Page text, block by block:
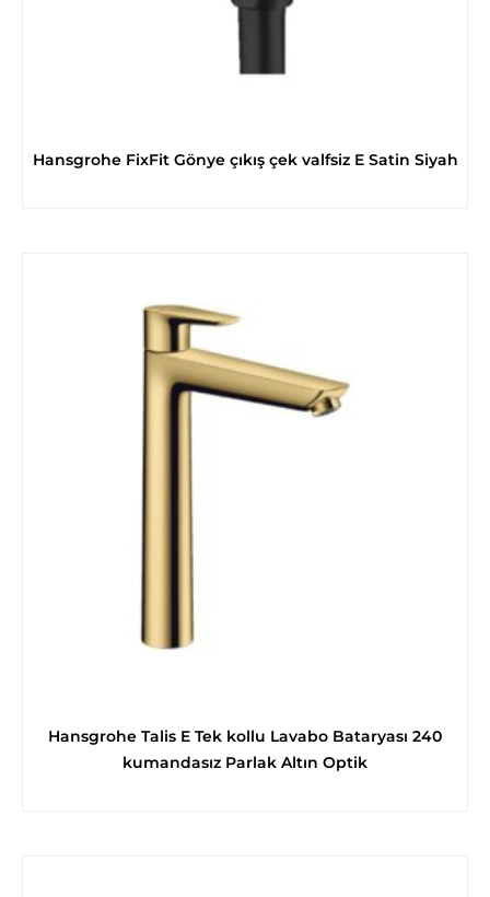
Hansgrohe FixFit Gönye çıkış çek valfsiz E Satin Siyah
Hansgrohe Talis E Tek kollu Lavabo Bataryası 240
kumandasız Parlak Altın Optik